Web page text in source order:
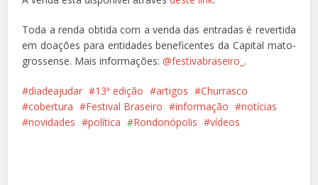
Toda a renda obtida com a venda das entradas é revertida
em doações para entidades beneficentes da Capital mato-
grossense. Mais informações:@festivabraseiro_ .
diadeajudar 13ª edição artigos
Churrasco
cobertura
Festival Braseiro informação
notícias
novidades
política Rondonópolis vídeos